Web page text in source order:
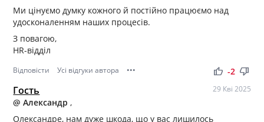
Ми цінуємо думку кожного й постійно працюємо над
удосконаленням наших процесів.
З повагою,
HR-відділ
Відповісти Усі відгуки автора ••• thumb_up thumb_down
-2
Гость 29 Кві 2025
@ Александр,
Олександре, нам дуже шкода, що у вас лишилось